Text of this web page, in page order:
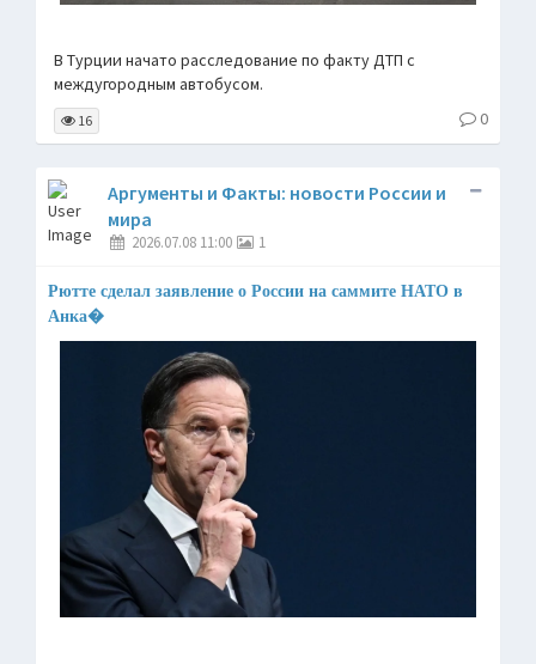
В Турции начато расследование по факту ДТП с
междугородным автобусом.
16 0
Аргументы и Факты: новости России и
мира
2026.07.08 11:00 1
Рютте сделал заявление о России на саммите НАТО в
Анка�